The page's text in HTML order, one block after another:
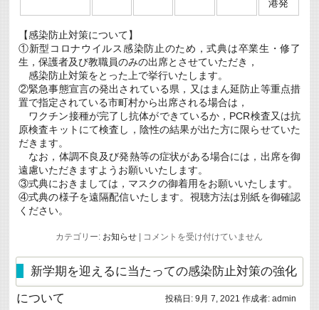
港発
【感染防止対策について】
①新型コロナウイルス感染防止のため，式典は卒業生・修了
生，保護者及び教職員のみの出席とさせていただき，
感染防止対策をとった上で挙行いたします。
②緊急事態宣言の発出されている県，又はまん延防止等重点措
置で指定されている市町村から出席される場合は，
ワクチン接種が完了し抗体ができているか，PCR検査又は抗
原検査キットにて検査し，陰性の結果が出た方に限らせていた
だきます。
なお，体調不良及び発熱等の症状がある場合には，出席を御
遠慮いただきますようお願いいたします。
③式典におきましては，マスクの御着用をお願いいたします。
④式典の様子を遠隔配信いたします。視聴方法は別紙を御確認
ください。
カテゴリー: お知らせ
令
３
年
度
商
コメントを受け付けていません
新学期を迎えるに当たっての感染防止対策の強化
について
投稿日: 9月 7, 2021 作成者: admin